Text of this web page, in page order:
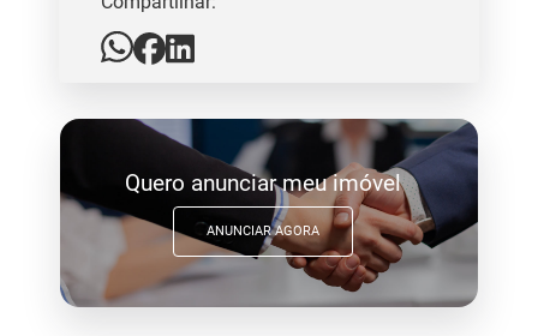
Quero anunciar meu imóvel
ANUNCIAR AGORA